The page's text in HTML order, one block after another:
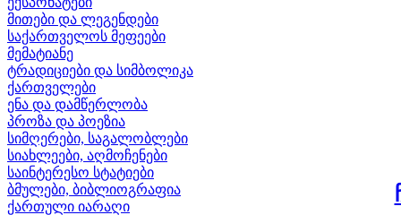
მითები და ლეგენდები
საქართველოს მეფეები
მემატიანე
ტრადიციები და სიმბოლიკა
ქართველები
ენა და დამწერლობა
პროზა და პოეზია
სიმღერები, საგალობლები
სიახლეები, აღმოჩენები
საინტერესო სტატიები
ბმულები, ბიბლიოგრაფია
ქართული იარაღი